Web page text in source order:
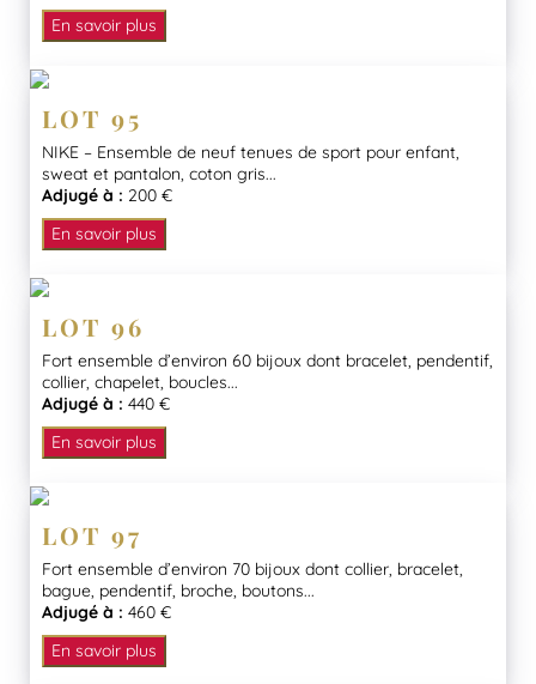
En savoir plus
LOT 95
NIKE – Ensemble de neuf tenues de sport pour enfant,
sweat et pantalon, coton gris...
Adjugé à : 200 €
En savoir plus
LOT 96
Fort ensemble d’environ 60 bijoux dont bracelet, pendentif,
collier, chapelet, boucles...
Adjugé à : 440 €
En savoir plus
LOT 97
Fort ensemble d’environ 70 bijoux dont collier, bracelet,
bague, pendentif, broche, boutons...
Adjugé à : 460 €
En savoir plus